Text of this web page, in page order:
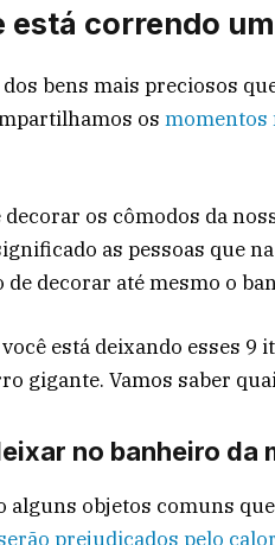
está correndo
bens mais preciosos
os momentos
os cômodos da
as pessoas que
decorar até mesmo o
está deixando esses 9
gigante. Vamos saber
no banheiro da
alguns objetos comuns
prejudicados pelo